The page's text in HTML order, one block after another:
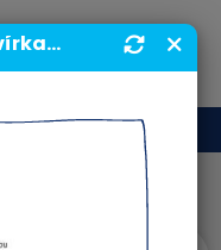
MENU
Upozornění - úplná uzavírka místní komunikace Za Řekou | Obecní úřad | Obec Česká Ves